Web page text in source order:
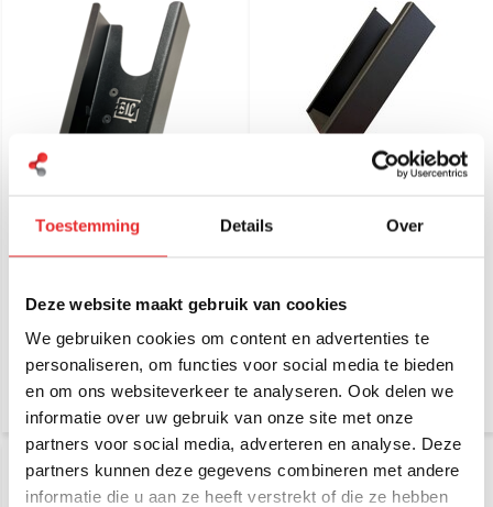
Toestemming Details Over
Deze website maakt gebruik van cookies
We gebruiken cookies om content en advertenties te
personaliseren, om functies voor social media te bieden
en om ons websiteverkeer te analyseren. Ook delen we
informatie over uw gebruik van onze site met onze
partners voor social media, adverteren en analyse. Deze
partners kunnen deze gegevens combineren met andere
informatie die u aan ze heeft verstrekt of die ze hebben
houder voor Zebra
€ 129,-Incl. btw
houder voor Honeywell
€ 99,95